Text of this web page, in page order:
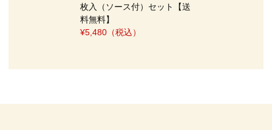
枚入（ソース付）セット【送
料無料】
¥5,480（税込）